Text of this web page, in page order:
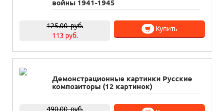
войны 1941-1945
125.00руб.
113 руб.
Купить
Демонстрационные картинки Русские
композиторы (12 картинок)
490.00руб.